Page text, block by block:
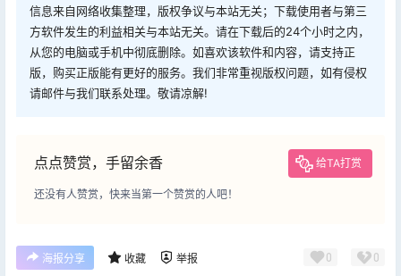
信息来自网络收集整理，版权争议与本站无关；下载使用者与第三
方软件发生的利益相关与本站无关。请在下载后的24个小时之内，
从您的电脑或手机中彻底删除。如喜欢该软件和内容，请支持正
版，购买正版能有更好的服务。我们非常重视版权问题，如有侵权
请邮件与我们联系处理。敬请凉解!
点点赞赏，手留余香 给TA打赏
还没有人赞赏，快来当第一个赞赏的人吧！
海报分享 收藏 举报 0 0